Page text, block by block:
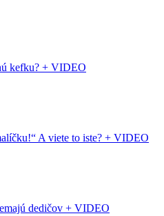
kefku? + VIDEO
A viete to iste? + VIDEO
dedičov + VIDEO